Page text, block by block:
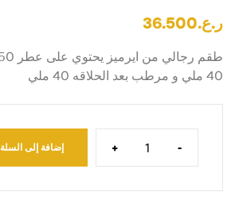
ر.ع.36.500
40 ملي و مرطب بعد الحلاقه 40 ملي
-
+ إضافة إلى السلة